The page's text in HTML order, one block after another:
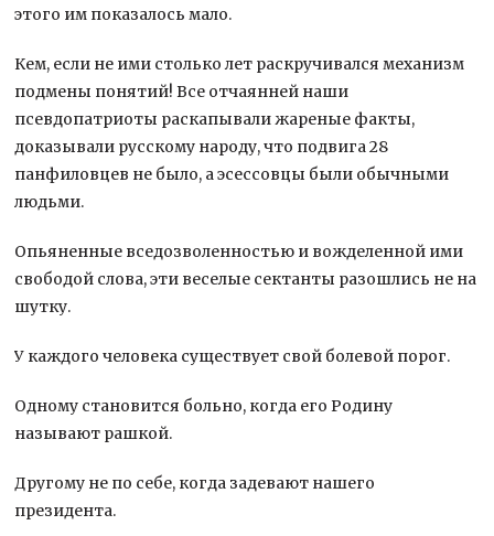
этого им показалось мало.
Кем, если не ими столько лет раскручивался механизм
подмены понятий! Все отчаянней наши
псевдопатриоты раскапывали жареные факты,
доказывали русскому народу, что подвига 28
панфиловцев не было, а эсессовцы были обычными
людьми.
Опьяненные вседозволенностью и вожделенной ими
свободой слова, эти веселые сектанты разошлись не на
шутку.
У каждого человека существует свой болевой порог.
Одному становится больно, когда его Родину
называют рашкой.
Другому не по себе, когда задевают нашего
президента.